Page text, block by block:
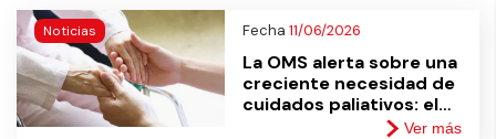
Noticias Fecha11/06/2026
La OMS alerta sobre una
creciente necesidad de
cuidados paliativos: el
desafío de formar más
Ver más